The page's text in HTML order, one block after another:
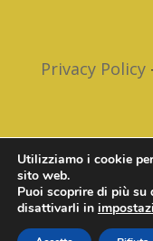
Privacy Policy
© 2023 ///
codice
Utilizziamo i cookie
sito web.
Puoi scoprire di più
disattivarli in